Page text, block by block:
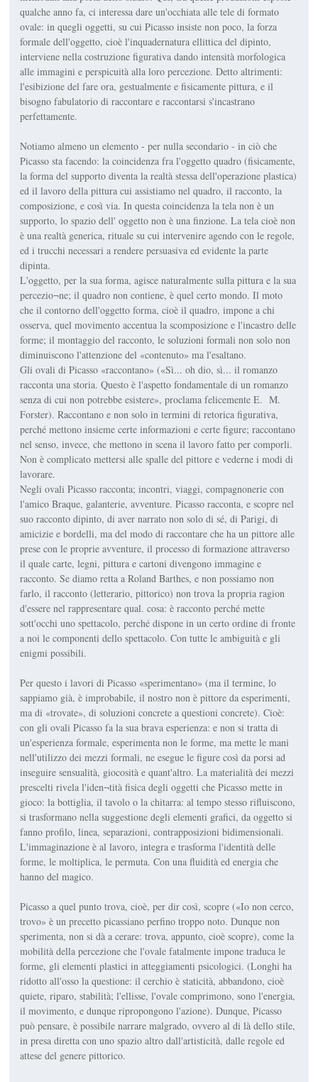
qualche anno fa, ci interessa dare un'occhiata alle tele di formato
ovale: in quegli oggetti, su cui Picasso insiste non poco, la forza
formale dell'oggetto, cioè l'inquadernatura ellittica del dipinto,
interviene nella costruzione figurativa dando intensità morfologica
alle immagini e perspicuità alla loro percezione. Detto altrimenti:
l'esibizione del fare ora, gestualmente e fisicamente pittura, e il
bisogno fabulatorio di raccontare e raccontarsi s'incastrano
perfettamente.
Notiamo almeno un elemento - per nulla secondario - in ciò che
Picasso sta facendo: la coincidenza fra l'oggetto quadro (fisicamente,
la forma del supporto diventa la realtà stessa dell'operazione plastica)
ed il lavoro della pittura cui assistiamo nel quadro, il racconto, la
composizione, e così via. In questa coincidenza la tela non è un
supporto, lo spazio dell' oggetto non è una finzione. La tela cioè non
è una realtà generica, rituale su cui intervenire agendo con le regole,
ed i trucchi necessari a rendere persuasiva ed evidente la parte
dipinta.
L'oggetto, per la sua forma, agisce naturalmente sulla pittura e la sua
percezio¬ne; il quadro non contiene, è quel certo mondo. Il moto
che il contorno dell'oggetto forma, cioè il quadro, impone a chi
osserva, quel movimento accentua la scomposizione e l'incastro delle
forme; il montaggio del racconto, le soluzioni formali non solo non
diminuiscono l'attenzione del «contenuto» ma l'esaltano.
Gli ovali di Picasso «raccontano» («Sì... oh dio, sì... il romanzo
racconta una storia. Questo è l'aspetto fondamentale di un romanzo
senza di cui non potrebbe esistere», proclama felicemente E. M.
Forster). Raccontano e non solo in termini di retorica figurativa,
perché mettono insieme certe informazioni e certe figure; raccontano
nel senso, invece, che mettono in scena il lavoro fatto per comporli.
Non è complicato mettersi alle spalle del pittore e vederne i modi di
lavorare.
Negli ovali Picasso racconta; incontri, viaggi, compagnonerie con
l'amico Braque, galanterie, avventure. Picasso racconta, e scopre nel
suo racconto dipinto, di aver narrato non solo di sé, di Parigi, di
amicizie e bordelli, ma del modo di raccontare che ha un pittore alle
prese con le proprie avventure, il processo di formazione attraverso
il quale carte, legni, pittura e cartoni divengono immagine e
racconto. Se diamo retta a Roland Barthes, e non possiamo non
farlo, il racconto (letterario, pittorico) non trova la propria ragion
d'essere nel rappresentare qual. cosa: è racconto perché mette
sott'occhi uno spettacolo, perché dispone in un certo ordine di fronte
a noi le componenti dello spettacolo. Con tutte le ambiguità e gli
enigmi possibili.
Per questo i lavori di Picasso «sperimentano» (ma il termine, lo
sappiamo già, è improbabile, il nostro non è pittore da esperimenti,
ma di «trovate», di soluzioni concrete a questioni concrete). Cioè:
con gli ovali Picasso fa la sua brava esperienza: e non si tratta di
un'esperienza formale, esperimenta non le forme, ma mette le mani
nell'utilizzo dei mezzi formali, ne esegue le figure così da porsi ad
inseguire sensualità, giocosità e quant'altro. La materialità dei mezzi
prescelti rivela l'iden¬tità fisica degli oggetti che Picasso mette in
gioco: la bottiglia, il tavolo o la chitarra: al tempo stesso rifluiscono,
si trasformano nella suggestione degli elementi grafici, da oggetto si
fanno profilo, linea, separazioni, contrapposizioni bidimensionali.
L'immaginazione è al lavoro, integra e trasforma l'identità delle
forme, le moltiplica, le permuta. Con una fluidità ed energia che
hanno del magico.
Picasso a quel punto trova, cioè, per dir così, scopre («Io non cerco,
trovo» è un precetto picassiano perfino troppo noto. Dunque non
sperimenta, non si dà a cerare: trova, appunto, cioè scopre), come la
mobilità della percezione che l'ovale fatalmente impone traduca le
forme, gli elementi plastici in atteggiamenti psicologici. (Longhi ha
ridotto all'osso la questione: il cerchio è staticità, abbandono, cioè
quiete, riparo, stabilità; l'ellisse, l'ovale comprimono, sono l'energia,
il movimento, e dunque ripropongono l'azione). Dunque, Picasso
può pensare, è possibile narrare malgrado, ovvero al di là dello stile,
in presa diretta con uno spazio altro dall'artisticità, dalle regole ed
attese del genere pittorico.